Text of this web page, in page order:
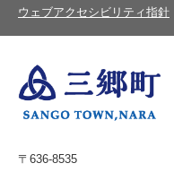
ウェブアクセシビリティ指針
〒636-8535